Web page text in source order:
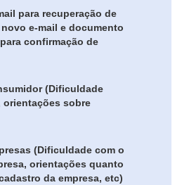
para recuperação de
e-mail e documento
confirmação de
(Dificuldade
orientações sobre
(Dificuldade com o
orientações quanto
da empresa, etc)